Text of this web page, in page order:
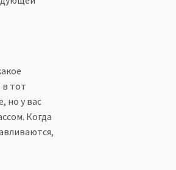
в тот
но у вас
Когда